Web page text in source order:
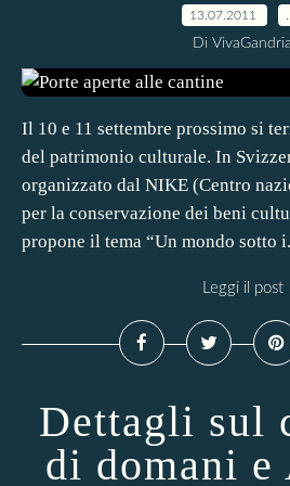
13.07.2011
Di VivaGandria
Il 10 e 11 settembre prossimo si
del patrimonio culturale. In
organizzato dal NIKE (Centro
per la conservazione dei beni
propone il tema “Un mondo sotto
Leggi il post
Dettagli sul
di domani e